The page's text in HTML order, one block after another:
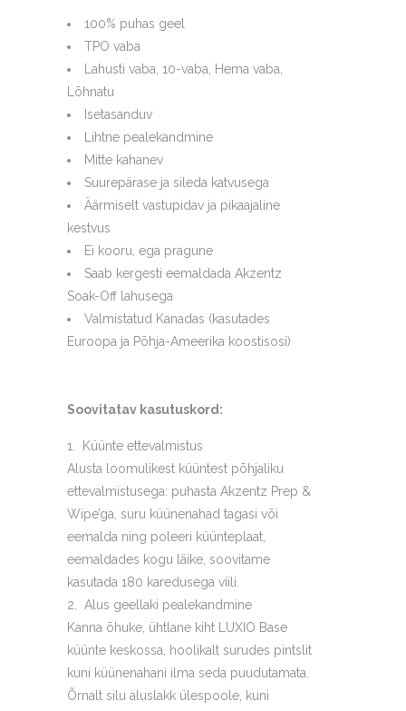
100% puhas geel
TPO vaba
Lahusti vaba, 10-vaba, Hema vaba,
Lõhnatu
Isetasanduv
Lihtne pealekandmine
Mitte kahanev
Suurepärase ja sileda katvusega
Äärmiselt vastupidav ja pikaajaline
kestvus
Ei kooru, ega pragune
Saab kergesti eemaldada Akzentz
Soak-Off lahusega
Valmistatud Kanadas (kasutades
Euroopa ja Põhja-Ameerika koostisosi)
Soovitatav kasutuskord:
Küünte ettevalmistus
Alusta loomulikest küüntest põhjaliku
ettevalmistusega: puhasta Akzentz Prep &
Wipe’ga, suru küünenahad tagasi või
eemalda ning poleeri küünteplaat,
eemaldades kogu läike, soovitame
kasutada 180 karedusega viili.
Alus geellaki pealekandmine
Kanna õhuke, ühtlane kiht LUXIO Base
küünte keskossa, hoolikalt surudes pintslit
kuni küünenahani ilma seda puudutamata.
Õrnalt silu aluslakk ülespoole, kuni